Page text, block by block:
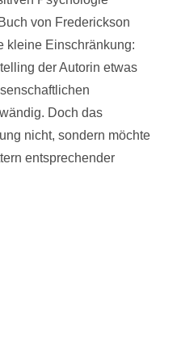
von Frederickson
kleine Einschränkung:
der Autorin etwas
Doch das
nicht, sondern möchte
entsprechender